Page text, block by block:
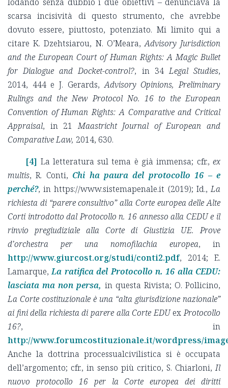
scarsa incisività di questo strumento, che avrebbe
dovuto essere, piuttosto, potenziato. Mi limito qui a
citare K. Dzehtsiarou, N. O’Meara,Advisory Jurisdiction
and the European Court of Human Rights: A Magic Bullet
for Dialogue and Docket-control?, in 34Legal Studies,
2014, 444 e J. Gerards,Advisory Opinions, Preliminary
Rulings and the New Protocol No. 16 to the European
Convention of Human Rights: A Comparative and Critical
Appraisal, in 21Maastricht Journal of European and
Comparative Law, 2014, 630.
[4] La letteratura sul tema è già immensa; cfr., ex
multis, R. Conti, Chi ha paura del protocollo 16 – e
perché?, in https://www.sistemapenale.it (2019); Id.,La
richiesta di “parere consultivo” alla Corte europea delle Alte
Corti introdotto dal Protocollo n. 16 annesso alla CEDU e il
rinvio pregiudiziale alla Corte di Giustizia UE. Prove
d’orchestra per una nomofilachia europea, in
http://www.giurcost.org/studi/conti2.pdf, 2014; E.
Lamarque,La ratifica del Protocollo n. 16 alla CEDU:
lasciata ma non persa, in questa Rivista; O. Pollicino,
La Corte costituzionale è una “alta giurisdizione nazionale”
ai fini della richiesta di parere alla Corte EDUexProtocollo
16?, in
http://www.forumcostituzionale.it/wordpress/
Anche la dottrina processualcivilistica si è occupata
dell’argomento; cfr., in senso più critico, S. Chiarloni,Il
nuovo protocollo 16 per la Corte europea dei diritti